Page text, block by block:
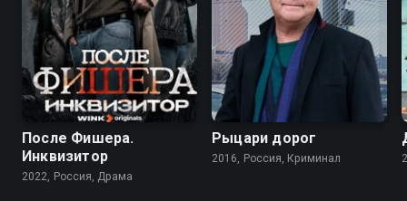
7.9 6.8
После Фишера.
Инквизитор
2022, Россия, Драма
Рыцари дорог
2016, Россия, Криминал